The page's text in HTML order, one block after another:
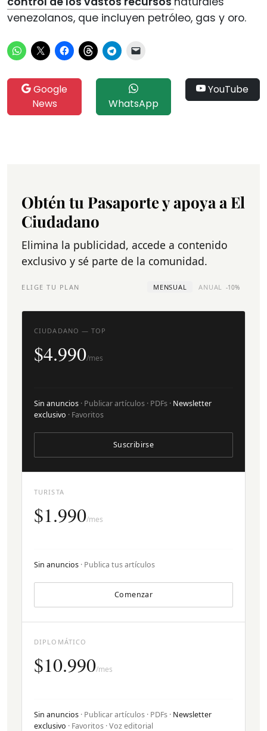
venezolanos, que incluyen petróleo, gas y oro.
Google
News
WhatsApp
YouTube
Obtén tu Pasaporte y apoya a El
Ciudadano
Elimina la publicidad, accede a contenido
exclusivo y sé parte de la comunidad.
ELIGE TU PLAN MENSUAL ANUAL -10%
TURISTA
$1.990/mes
Sin anuncios · Publica tus artículos
Comenzar
CIUDADANO — TOP
$4.990/mes
Sin anuncios · Publicar artículos · PDFs · Newsletter
exclusivo · Favoritos
Suscribirse
DIPLOMÁTICO
$10.990/mes
Sin anuncios · Publicar artículos · PDFs · Newsletter
exclusivo · Favoritos · Voz editorial